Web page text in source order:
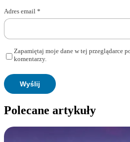
Adres email *
Zapamiętaj moje dane w tej przeglądarce
komentarzy.
Polecane artykuły